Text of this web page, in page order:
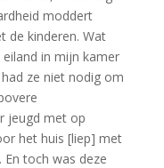
moddert
de kinderen. Wat
in mijn kamer
ze niet nodig om
jeugd met op
het huis [liep] met
En toch was deze